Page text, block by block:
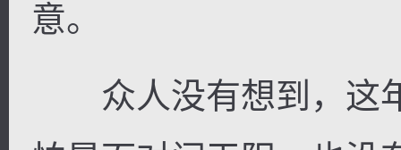
意。
众人没有想到，这